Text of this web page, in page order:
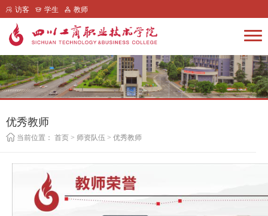
访客 学生 教师
优秀教师
当前位置： 首页 > 师资队伍 > 优秀教师